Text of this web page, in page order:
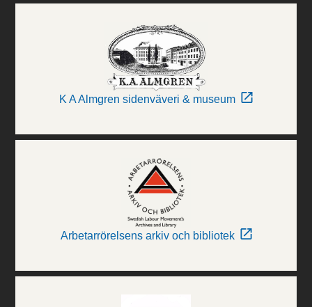
K A Almgren sidenväveri & museum
Arbetarrörelsens arkiv och bibliotek